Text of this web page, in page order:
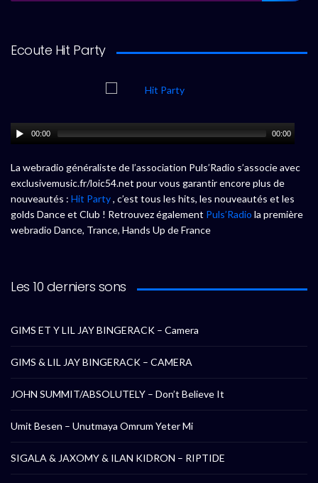
Ecoute Hit Party
00:00 00:00
La webradio généraliste de l’association Puls’Radio s’associe avec
exclusivemusic.fr/loic54.net pour vous garantir encore plus de
nouveautés : Hit Party, c’est tous les hits, les nouveautés et les
golds Dance et Club ! Retrouvez également Puls’Radio la première
webradio Dance, Trance, Hands Up de France
Les 10 derniers sons
GIMS ET Y LIL JAY BINGERACK – Camera
GIMS & LIL JAY BINGERACK – CAMERA
JOHN SUMMIT/ABSOLUTELY – Don’t Believe It
Umit Besen – Unutmaya Omrum Yeter Mi
SIGALA & JAXOMY & ILAN KIDRON – RIPTIDE